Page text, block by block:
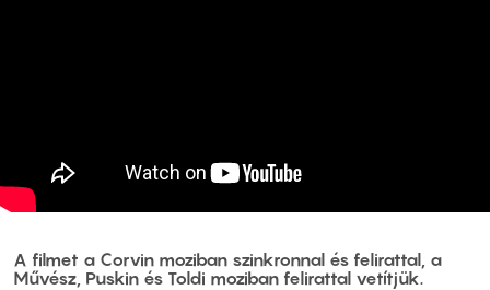
A filmet a Corvin moziban szinkronnal és felirattal, a
Művész, Puskin és Toldi moziban felirattal vetítjük.